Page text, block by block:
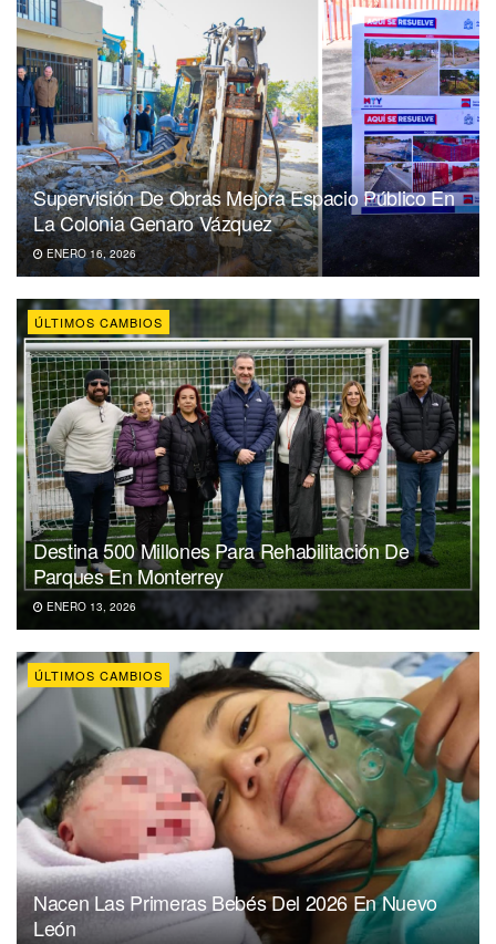
Supervisión De Obras Mejora Espacio Público En
La Colonia Genaro Vázquez
ENERO 16, 2026
ÚLTIMOS CAMBIOS
Destina 500 Millones Para Rehabilitación De
Parques En Monterrey
ENERO 13, 2026
ÚLTIMOS CAMBIOS
Nacen Las Primeras Bebés Del 2026 En Nuevo
León